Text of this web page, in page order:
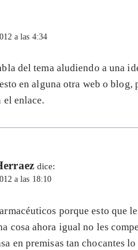
a las 4:34
del tema aludiendo a una
en alguna otra web o
el enlace.
dice:
a las 18:10
porque esto que
cosa ahora igual no les
en premisas tan chocantes